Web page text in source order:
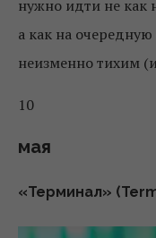
нужно идти не как
а как на
неизменно тихим
10
мая
«Терминал»